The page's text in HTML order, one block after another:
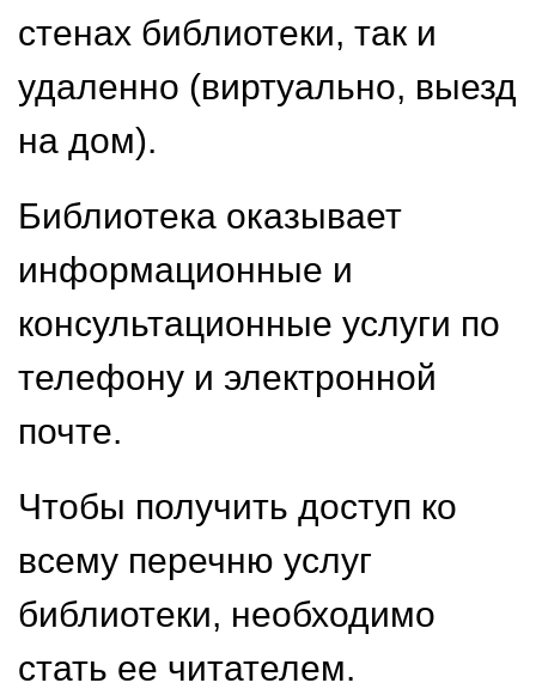
стенах библиотеки, так и
удаленно (виртуально, выезд
на дом).
Библиотека оказывает
информационные и
консультационные услуги по
телефону и электронной
почте.
Чтобы получить доступ ко
всему перечню услуг
библиотеки, необходимо
стать ее читателем.